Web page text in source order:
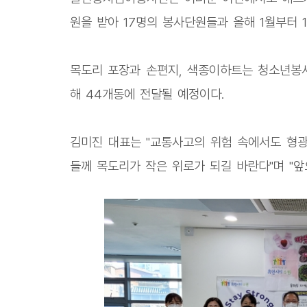
원을 받아 17명의 봉사단원들과 올해 1월부터
목도리 포장과 손편지, 색종이하트는 청소년
해 44개동에 전달될 예정이다.
김미진 대표는 "교통사고의 위험 속에서도 형
들께 목도리가 작은 위로가 되길 바란다"며 "